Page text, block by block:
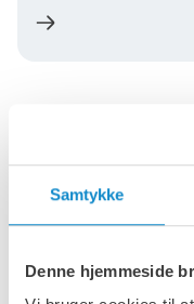
Samtykke
Denne hjemmeside